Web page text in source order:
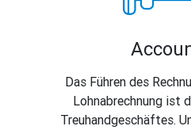
Das Führen des
Lohnabrechnung ist
Treuhandgeschäftes.